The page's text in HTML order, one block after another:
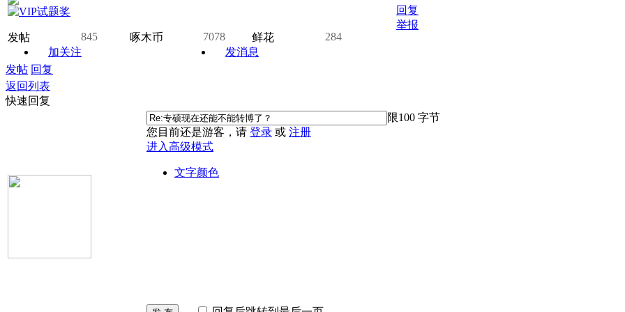
发帖 845 啄木币 7078 鲜花
284
加关注
发消息
回复
举报
发帖 回复
返回列表
快速回复
限100 字节
您目前还是游客，请 登录 或 注册
进入高级模式
文字颜色